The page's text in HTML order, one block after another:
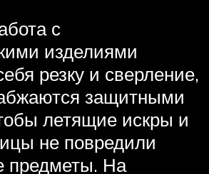
с
изделиями
резку и сверление,
защитными
летящие искры и
не повредили
предметы. На